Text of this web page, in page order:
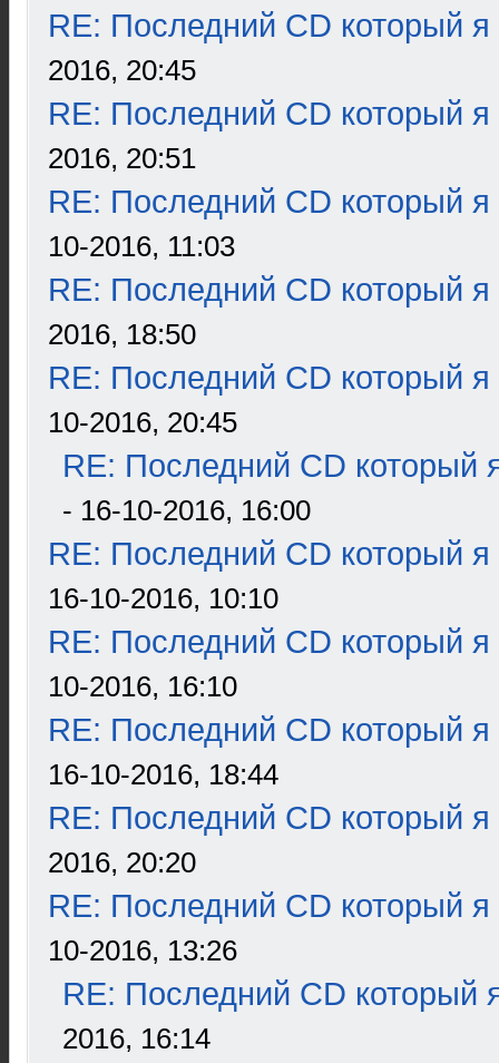
RE: Последний CD который я
2016, 20:45
RE: Последний CD который я
2016, 20:51
RE: Последний CD который я
10-2016, 11:03
RE: Последний CD который я
2016, 18:50
RE: Последний CD который я
10-2016, 20:45
RE: Последний CD который
- 16-10-2016, 16:00
RE: Последний CD который я
16-10-2016, 10:10
RE: Последний CD который я
10-2016, 16:10
RE: Последний CD который я
16-10-2016, 18:44
RE: Последний CD который я
2016, 20:20
RE: Последний CD который я
10-2016, 13:26
RE: Последний CD который
2016, 16:14